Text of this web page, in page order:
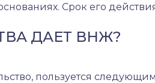
Срок его действия
ДАЕТ ВНЖ?
пользуется